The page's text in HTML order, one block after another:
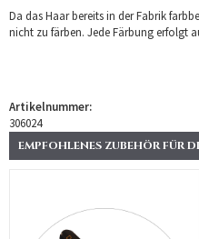
Da das Haar bereits in der Fabrik
nicht zu färben. Jede Färbung erfolgt
Artikelnummer:
306024
EMPFOHLENES ZUBEHÖR FÜR